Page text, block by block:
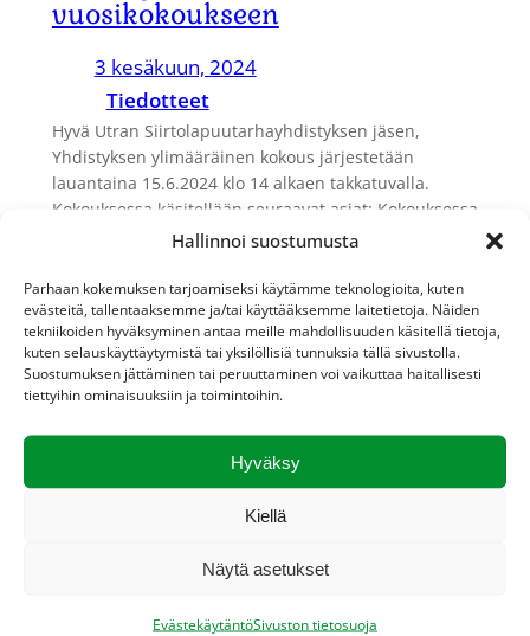
Hallinnoi suostumusta
Parhaan kokemuksen tarjoamiseksi käytämme teknologioita, kuten
evästeitä, tallentaaksemme ja/tai käyttääksemme laitetietoja. Näiden
tekniikoiden hyväksyminen antaa meille mahdollisuuden käsitellä tietoja,
kuten selauskäyttäytymistä tai yksilöllisiä tunnuksia tällä sivustolla.
Suostumuksen jättäminen tai peruuttaminen voi vaikuttaa haitallisesti
tiettyihin ominaisuuksiin ja toimintoihin.
Hyväksy
Kiellä
Näytä asetukset
EvästekäytäntöSivuston tietosuoja
vuosikokoukseen
3 kesäkuun, 2024
Tiedotteet
Hyvä Utran Siirtolapuutarhayhdistyksen jäsen,
Yhdistyksen ylimääräinen kokous järjestetään
lauantaina 15.6.2024 klo 14 alkaen takkatuvalla.
Kokouksessa käsitellään seuraavat asiat: Kokouksessa